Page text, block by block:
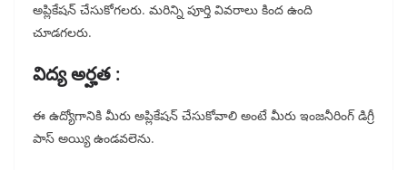
అప్లికేషన్ చేసుకోగలరు. మరిన్ని పూర్తి వివరాలు కింద ఉంది
చూడగలరు.
విద్య అర్హత :
ఈ ఉద్యోగానికి మీరు అప్లికేషన్ చేసుకోవాలి అంటే మీరు ఇంజనీరింగ్ డిగ్రీ
పాస్ అయ్యి ఉండవలెను.